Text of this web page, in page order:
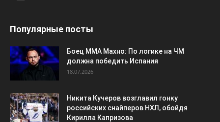
Популярные посты
Боец ММА Махно: По логике на ЧМ
должна победить Испания
18.07.2026
Никита Кучеров возглавил гонку
российских снайперов НХЛ, обойдя
Кирилла Капризова